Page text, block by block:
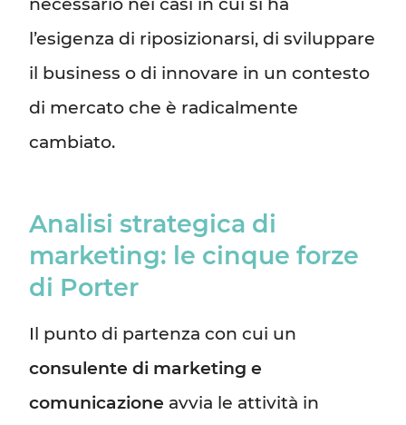
l’esigenza di riposizionarsi, di sviluppare
il business o di innovare in un contesto
di mercato che è radicalmente
cambiato.
Analisi strategica di
marketing: le cinque forze
di Porter
Il punto di partenza con cui un
consulente di marketing e
comunicazione avvia le attività in